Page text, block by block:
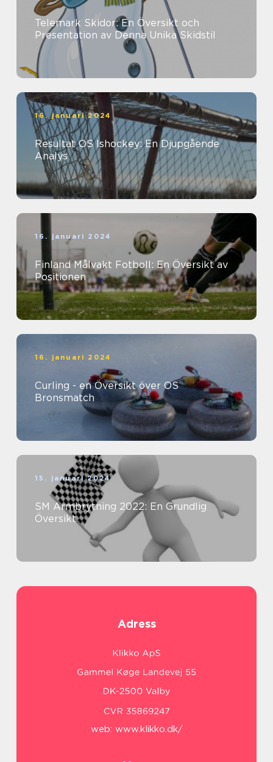
Telemark Skidor: En Översikt och
Presentation av Denna Unika Skidstil
16. januari 2024
Resultat OS Ishockey: En Djupgående
Analys
16. januari 2024
Finland Målvakt Fotboll: En Översikt av
Positionen
16. januari 2024
Curling - en Översikt över OS
Bronsmatch
15. januari 2024
SM Armbrytning 2022: En Grundlig
Översikt
Adress
web: www.klikko.dk/